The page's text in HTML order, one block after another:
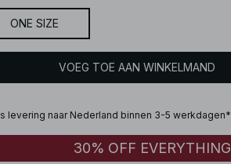
ONE SIZE
VOEG TOE AAN WINKELMAND
levering naar Nederland binnen 3-5 werkdagen*
30% OFF EVERYTHING